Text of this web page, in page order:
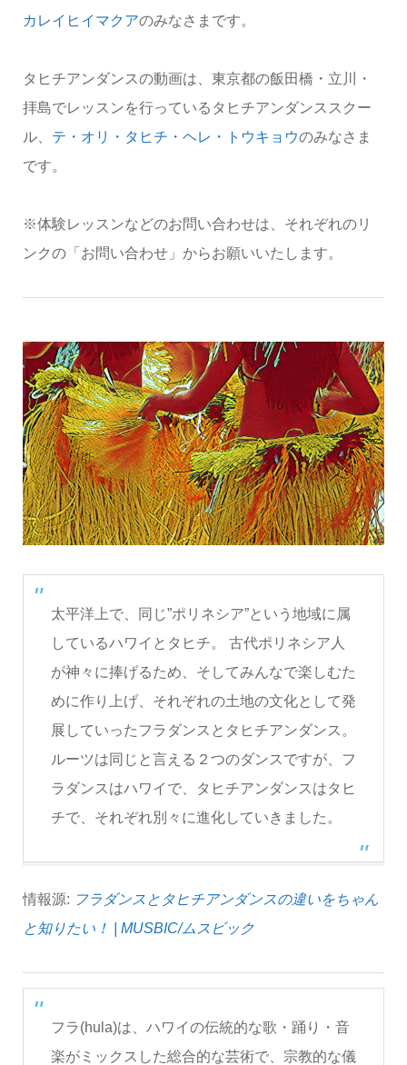
カレイヒイマクアのみなさまです。
タヒチアンダンスの動画は、東京都の飯田橋・立川・
拝島でレッスンを行っているタヒチアンダンススクー
ル、 テ・オリ・タヒチ・ヘレ・トウキョウのみなさま
です。
※体験レッスンなどのお問い合わせは、それぞれのリ
ンクの「お問い合わせ」からお願いいたします。
太平洋上で、同じ”ポリネシア”という地域に属
しているハワイとタヒチ。 古代ポリネシア人
が神々に捧げるため、そしてみんなで楽しむた
めに作り上げ、それぞれの土地の文化として発
展していったフラダンスとタヒチアンダンス。
ルーツは同じと言える２つのダンスですが、フ
ラダンスはハワイで、タヒチアンダンスはタヒ
チで、それぞれ別々に進化していきました。
情報源: フラダンスとタヒチアンダンスの違いをちゃん
と知りたい！ | MUSBIC/ムスビック
フラ(hula)は、ハワイの伝統的な歌・踊り・音
楽がミックスした総合的な芸術で、宗教的な儀